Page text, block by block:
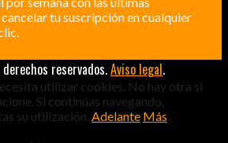
tu suscripción en cualquier
reservados.Aviso legal.
utilizar cookies. No hay otra si
Si continúas navegando,
su utilización. Adelante Más